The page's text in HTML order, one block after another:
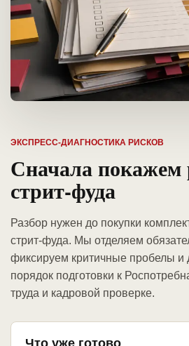
ЭКСПРЕСС-ДИАГНОСТИКА РИСКОВ
Сначала покажем
стрит-фуда
Разбор нужен до покупки
стрит-фуда. Мы отделяем
фиксируем критичные пробелы и
порядок подготовки к
труда и кадровой проверке.